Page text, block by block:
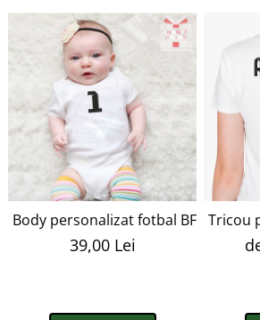
Body personalizat fotbal BF12
39,00 Lei
Tricou